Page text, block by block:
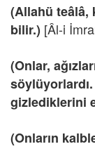
(Allahü teâlâ,
bilir.) [Âl-i
(Onlar,
gizlediklerini
(Onların